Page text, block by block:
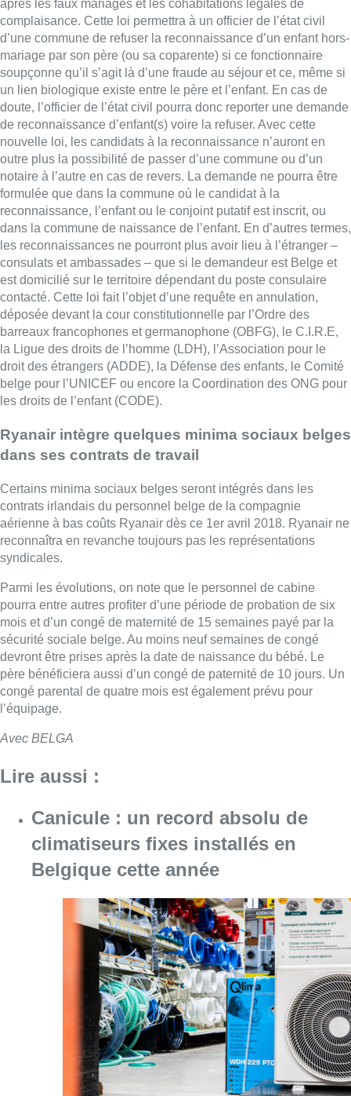
après les faux mariages et les cohabitations légales de
complaisance. Cette loi permettra à un officier de l’état civil
d’une commune de refuser la reconnaissance d’un enfant hors-
mariage par son père (ou sa coparente) si ce fonctionnaire
soupçonne qu’il s’agit là d’une fraude au séjour et ce, même si
un lien biologique existe entre le père et l’enfant. En cas de
doute, l’officier de l’état civil pourra donc reporter une demande
de reconnaissance d’enfant(s) voire la refuser. Avec cette
nouvelle loi, les candidats à la reconnaissance n’auront en
outre plus la possibilité de passer d’une commune ou d’un
notaire à l’autre en cas de revers. La demande ne pourra être
formulée que dans la commune où le candidat à la
reconnaissance, l’enfant ou le conjoint putatif est inscrit, ou
dans la commune de naissance de l’enfant. En d’autres termes,
les reconnaissances ne pourront plus avoir lieu à l’étranger –
consulats et ambassades – que si le demandeur est Belge et
est domicilié sur le territoire dépendant du poste consulaire
contacté. Cette loi fait l’objet d’une requête en annulation,
déposée devant la cour constitutionnelle par l’Ordre des
barreaux francophones et germanophone (OBFG), le C.I.R.E,
la Ligue des droits de l’homme (LDH), l’Association pour le
droit des étrangers (ADDE), la Défense des enfants, le Comité
belge pour l’UNICEF ou encore la Coordination des ONG pour
les droits de l’enfant (CODE).
Ryanair intègre quelques minima sociaux belges
dans ses contrats de travail
Certains minima sociaux belges seront intégrés dans les
contrats irlandais du personnel belge de la compagnie
aérienne à bas coûts Ryanair dès ce 1er avril 2018. Ryanair ne
reconnaîtra en revanche toujours pas les représentations
syndicales.
Parmi les évolutions, on note que le personnel de cabine
pourra entre autres profiter d’une période de probation de six
mois et d’un congé de maternité de 15 semaines payé par la
sécurité sociale belge. Au moins neuf semaines de congé
devront être prises après la date de naissance du bébé. Le
père bénéficiera aussi d’un congé de paternité de 10 jours. Un
congé parental de quatre mois est également prévu pour
l’équipage.
Avec BELGA
Lire aussi :
Canicule : un record absolu de
climatiseurs fixes installés en
Belgique cette année